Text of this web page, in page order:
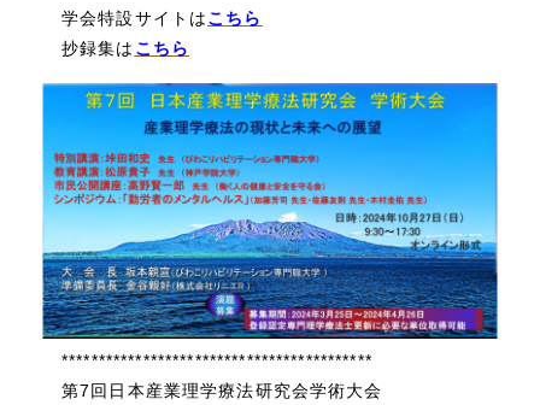
学会特設サイトはこちら
抄録集は こちら
******************************************
第7回日本産業理学療法研究会学術大会